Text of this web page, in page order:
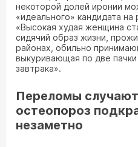
некоторой долей иронии
«идеального» кандидата на
«Высокая худая женщина
сидячий образ жизни,
районах, обильно
выкуривающая по две
завтрака».
Переломы
остеопороз
незаметно